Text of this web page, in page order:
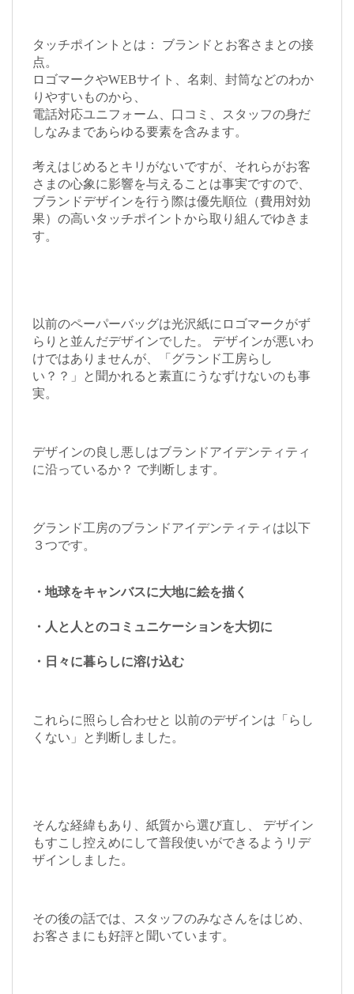
タッチポイントとは： ブランドとお客さまとの接
点。
ロゴマークやWEBサイト、名刺、封筒などのわか
りやすいものから、
電話対応ユニフォーム、口コミ、スタッフの身だ
しなみまであらゆる要素を含みます。
考えはじめるとキリがないですが、それらがお客
さまの心象に影響を与えることは事実ですので、
ブランドデザインを行う際は優先順位（費用対効
果）の高いタッチポイントから取り組んでゆきま
す。
以前のペーパーバッグは光沢紙にロゴマークがず
らりと並んだデザインでした。 デザインが悪いわ
けではありませんが、「グランド工房らし
い？？」と聞かれると素直にうなずけないのも事
実。
デザインの良し悪しはブランドアイデンティティ
に沿っているか？ で判断します。
グランド工房のブランドアイデンティティは以下
３つです。
・地球をキャンバスに大地に絵を描く
・人と人とのコミュニケーションを大切に
・日々に暮らしに溶け込む
これらに照らし合わせと 以前のデザインは「らし
くない」と判断しました。
そんな経緯もあり、紙質から選び直し、 デザイン
もすこし控えめにして普段使いができるようリデ
ザインしました。
その後の話では、スタッフのみなさんをはじめ、
お客さまにも好評と聞いています。